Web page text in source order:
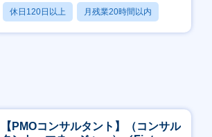
休日120日以上 月残業20時間以内
賞与あり
【PMOコンサルタント】（コンサル